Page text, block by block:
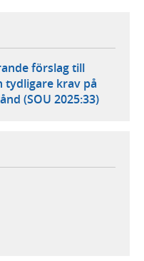
förslag till
tydligare krav på
(SOU 2025:33)
extern webbplats,
extern webbplats,